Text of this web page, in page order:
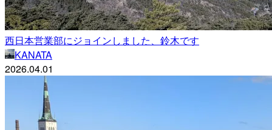
西日本営業部にジョインしました、鈴木です
KANATA
2026.04.01